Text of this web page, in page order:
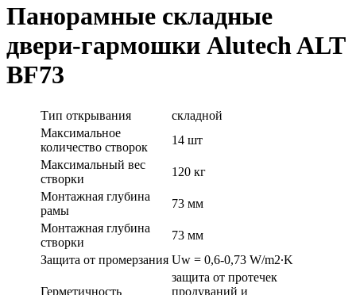
Панорамные складные
двери-гармошки Alutech ALT
BF73
Тип открывания
складной
Максимальное
количество створок
14 шт
Максимальный вес
створки
120 кг
Монтажная глубина
рамы
73 мм
Монтажная глубина
створки
73 мм
Защита от промерзания Uw = 0,6-0,73 W/m2∙K
Герметичность
защита от протечек
продуваний и